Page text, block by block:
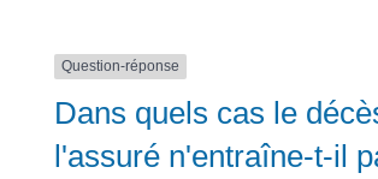
Question-réponse
Dans quels cas le
l'assuré n'entraîne-t-il